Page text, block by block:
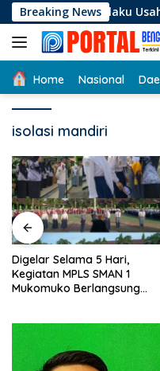
Langsung
ke
konten
Breaking News
Pelaku Usaha Lokal di
Home Nasional
isolasi mandiri
Digelar Selama 5 Hari,
Kegiatan MPLS SMAN 1
Mukomuko Berlangsung